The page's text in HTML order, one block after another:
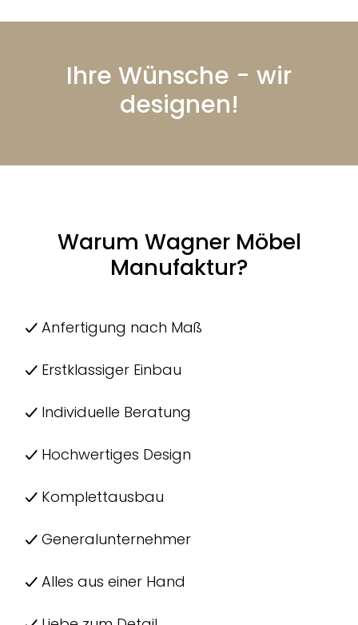
Ihre Wünsche - wir
designen!
Warum Wagner Möbel
Manufaktur?
Anfertigung nach Maß
Erstklassiger Einbau
Individuelle Beratung
Hochwertiges Design
Komplettausbau
Generalunternehmer
Alles aus einer Hand